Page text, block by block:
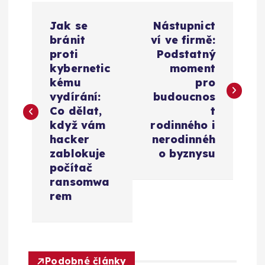
i
p
Jak se
bránit
proti
kybernetic
kému
vydírání:
Co dělat,
když vám
hacker
zablokuje
počítač
ransomwa
rem
Nástupnict
ví ve firmě:
Podstatný
moment
pro
budoucnos
t
rodinného i
nerodinnéh
o byznysu
Podobné články